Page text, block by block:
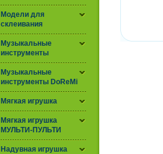
Модели для
склеивания
Музыкальные
инструменты
Музыкальные
инструменты DoReMi
Мягкая игрушка
Мягкая игрушка
МУЛЬТИ-ПУЛЬТИ
Надувная игрушка